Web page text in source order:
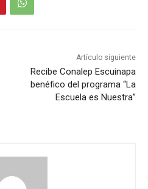
Artículo siguiente
Recibe Conalep Escuinapa
benéfico del programa “La
Escuela es Nuestra”